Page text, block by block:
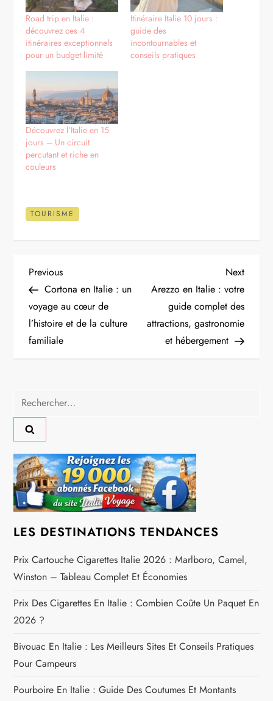
Road trip en Italie :
découvrez ces 4
itinéraires exceptionnels
pour un budget limité
Itinéraire Italie 10 jours :
guide des
incontournables et
conseils pratiques
Découvrez l’Italie en 15
jours – Un circuit
percutant et riche en
couleurs
TOURISME
N
a
v
g
a
t
i
o
n
d
e
l
’
a
Previous
Post
Previous
Cortona en Italie : un
voyage au cœur de
l’histoire et de la culture
familiale
Next
Post
Next
Arezzo en Italie : votre
guide complet des
attractions, gastronomie
et hébergement
Rechercher :
LES DESTINATIONS TENDANCES
Prix Cartouche Cigarettes Italie 2026 : Marlboro, Camel,
Winston – Tableau Complet Et Économies
Prix Des Cigarettes En Italie : Combien Coûte Un Paquet En
2026 ?
Bivouac En Italie : Les Meilleurs Sites Et Conseils Pratiques
Pour Campeurs
Pourboire En Italie : Guide Des Coutumes Et Montants